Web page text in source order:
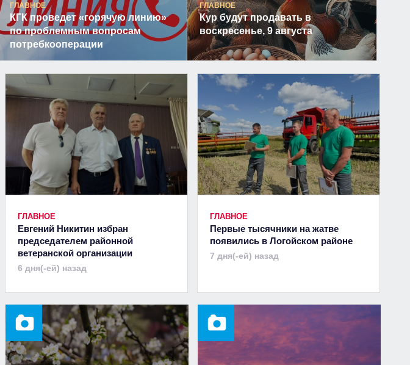
ГЛАВНОЕ
КГК проведет «горячую линию»
по проблемным вопросам
потребкооперации
ГЛАВНОЕ
Кур будут продавать в
воскресенье, 9 августа
ГЛАВНОЕ
Евгений Никитин избран
председателем районной
ветеранской организации
6 дня(-ей) назад
ГЛАВНОЕ
Первые тысячники на жатве
появились в Логойском районе
7 дня(-ей) назад